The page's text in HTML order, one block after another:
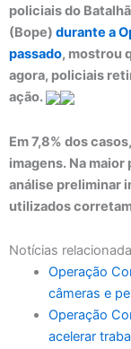
policiais do
(Bope) durante a
passado, mostrou
agora, policiais
ação.
Em 7,8% dos
imagens. Na
análise preliminar
utilizados
Notícias
Operação
câmeras e
Operação
acelerar